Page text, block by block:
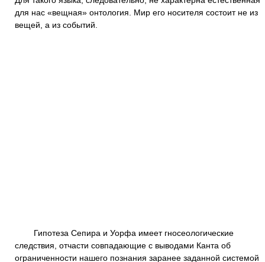
для нас «вещная» онтология. Мир его носителя состоит не из
вещей, а из событий.
Гипотеза Сепира и Уорфа имеет гносеологические
следствия, отчасти совпадающие с выводами Канта об
ограниченности нашего познания заранее заданной системой